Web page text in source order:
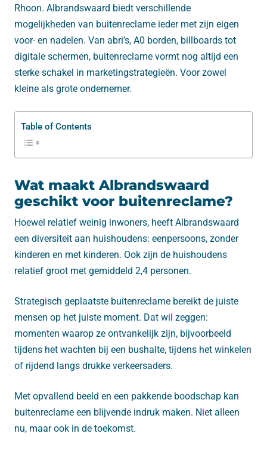
Rhoon. Albrandswaard biedt verschillende
mogelijkheden van buitenreclame ieder met zijn eigen
voor- en nadelen. Van abri’s, A0 borden, billboards tot
digitale schermen, buitenreclame vormt nog altijd een
sterke schakel in marketingstrategieën. Voor zowel
kleine als grote ondernemer.
Table of Contents
Wat maakt Albrandswaard
geschikt voor buitenreclame?
Hoewel relatief weinig inwoners, heeft Albrandswaard
een diversiteit aan huishoudens: eenpersoons, zonder
kinderen en met kinderen. Ook zijn de huishoudens
relatief groot met gemiddeld 2,4 personen.
Strategisch geplaatste buitenreclame bereikt de juiste
mensen op het juiste moment. Dat wil zeggen:
momenten waarop ze ontvankelijk zijn, bijvoorbeeld
tijdens het wachten bij een bushalte, tijdens het winkelen
of rijdend langs drukke verkeersaders.
Met opvallend beeld en een pakkende boodschap kan
buitenreclame een blijvende indruk maken. Niet alleen
nu, maar ook in de toekomst.